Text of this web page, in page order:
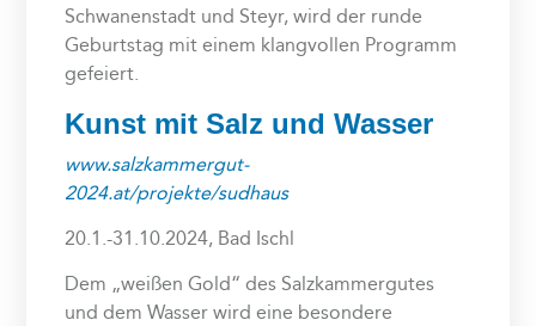
Schwanenstadt und Steyr, wird der runde
Geburtstag mit einem klangvollen Programm
gefeiert.
Kunst mit Salz und Wasser
www.salzkammergut-
2024.at/projekte/sudhaus
20.1.-31.10.2024, Bad Ischl
Dem „weißen Gold“ des Salzkammergutes
und dem Wasser wird eine besondere